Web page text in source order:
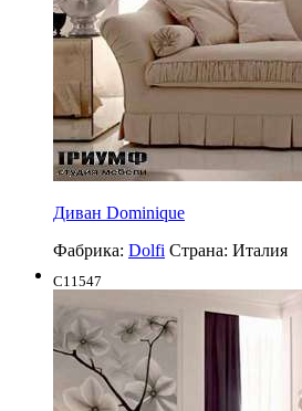
Диван Dominique
Фабрика: Dolfi Страна: Италия
C11547